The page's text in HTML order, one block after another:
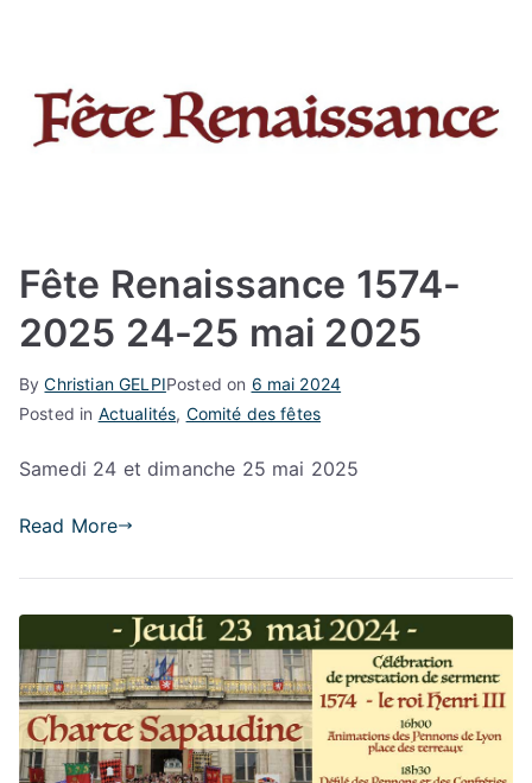
Fête Renaissance 1574-
2025 24-25 mai 2025
ByChristian GELPIPosted on 6 mai 2024
Posted in Actualités, Comité des fêtes
Samedi 24 et dimanche 25 mai 2025
Read More